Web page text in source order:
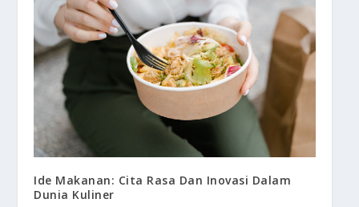
Ide Makanan: Cita Rasa Dan Inovasi Dalam
Dunia Kuliner